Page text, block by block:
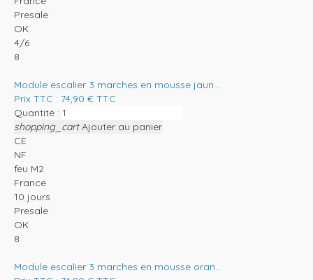
Presale
OK
4/6
8
Module escalier 3 marches en mousse jaun...
Prix TTC : 74,90 € TTC
Quantité :
shopping_cart Ajouter au panier
CE
NF
feu M2
France
10 jours
Presale
OK
8
Module escalier 3 marches en mousse oran...